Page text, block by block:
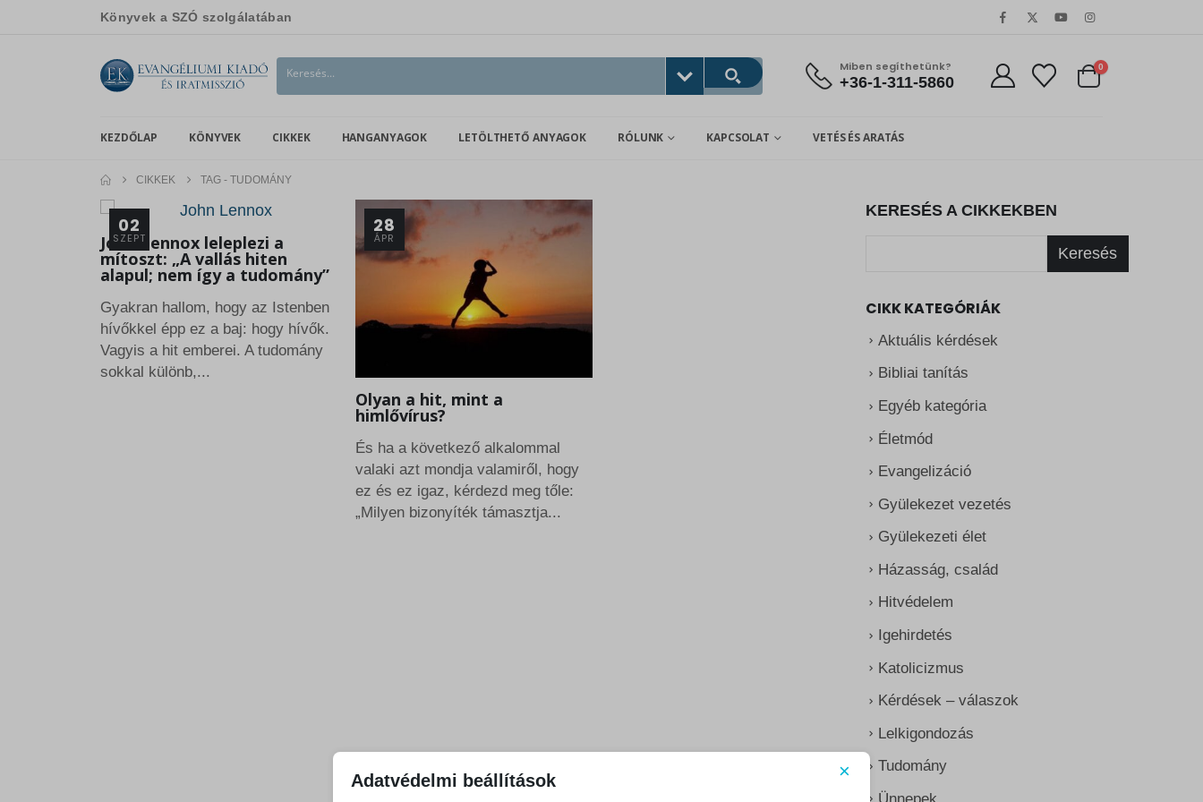
Könyvek a SZÓ szolgálatában
Miben segíthetünk?
+36-1-311-5860
0
KEZDŐLAP KÖNYVEK CIKKEK HANGANYAGOK LETÖLTHETŐ ANYAGOK RÓLUNK KAPCSOLAT VETÉS ÉS ARATÁS
CIKKEK TAG - TUDOMÁNY
02
SZEPT
John Lennox leleplezi a
mítoszt: „A vallás hiten
alapul; nem így a tudomány”
Gyakran hallom, hogy az Istenben
hívőkkel épp ez a baj: hogy hívők.
Vagyis a hit emberei. A tudomány
sokkal különb,...
28
ÁPR
Olyan a hit, mint a
himlővírus?
És ha a következő alkalommal
valaki azt mondja valamiről, hogy
ez és ez igaz, kérdezd meg tőle:
„Milyen bizonyíték támasztja...
KERESÉS A CIKKEKBEN
Keresés
CIKK KATEGÓRIÁK
Aktuális kérdések
Bibliai tanítás
Egyéb kategória
Életmód
Evangelizáció
Gyülekezet vezetés
Gyülekezeti élet
Házasság, család
Hitvédelem
Igehirdetés
Katolicizmus
Kérdések – válaszok
Lelkigondozás
Tudomány
Adatvédelmi beállítások ×